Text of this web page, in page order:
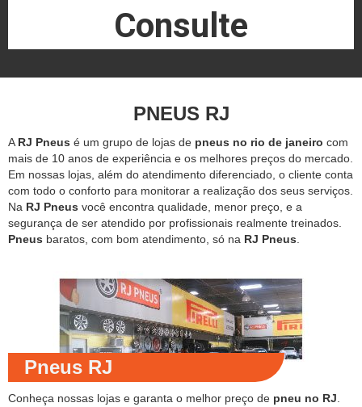
Consulte
PNEUS RJ
A RJ Pneus é um grupo de lojas de pneus no rio de janeiro com
mais de 10 anos de experiência e os melhores preços do mercado.
Em nossas lojas, além do atendimento diferenciado, o cliente conta
com todo o conforto para monitorar a realização dos seus serviços.
Na RJ Pneus você encontra qualidade, menor preço, e a
segurança de ser atendido por profissionais realmente treinados.
Pneus baratos, com bom atendimento, só na RJ Pneus
Pneus RJ
Conheça nossas lojas e garanta o melhor preço de pneu no RJ